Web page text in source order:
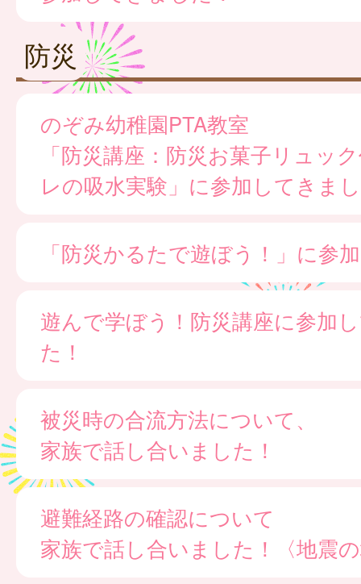
防災
のぞみ幼稚園PTA教室
「防災講座：防災お菓子リュッ
レの吸水実験」に参加してきま
「防災かるたで遊ぼう！」に参
遊んで学ぼう！防災講座に参加
た！
被災時の合流方法について、
家族で話し合いました！
避難経路の確認について
家族で話し合いました！〈地震